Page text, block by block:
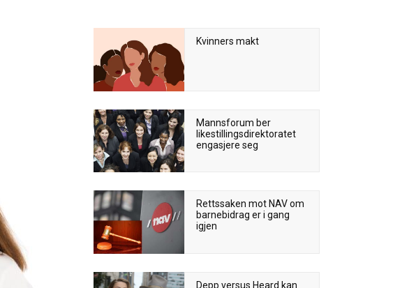
Kvinners makt
Mannsforum ber
likestillingsdirektoratet
engasjere seg
Rettssaken mot NAV om
barnebidrag er i gang
igjen
Depp versus Heard kan